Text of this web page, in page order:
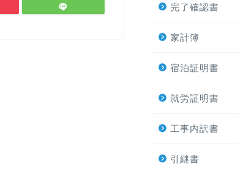
完了確認書
家計簿
宿泊証明書
就労証明書
工事内訳書
引継書